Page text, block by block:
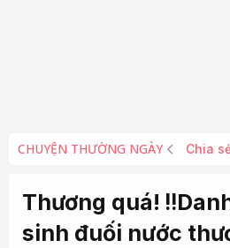
CHUYỆN THƯỜNG NGÀY Chia
Thương quá!
sinh đuối nước